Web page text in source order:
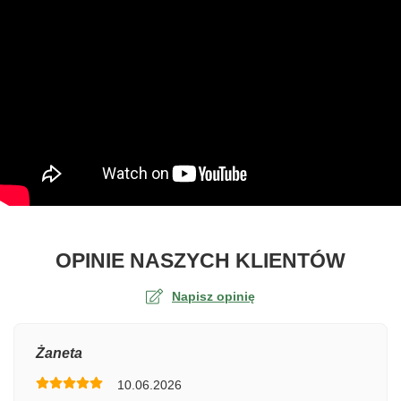
OPINIE NASZYCH KLIENTÓWO
Napisz opinię
Żaneta
10.06.2026